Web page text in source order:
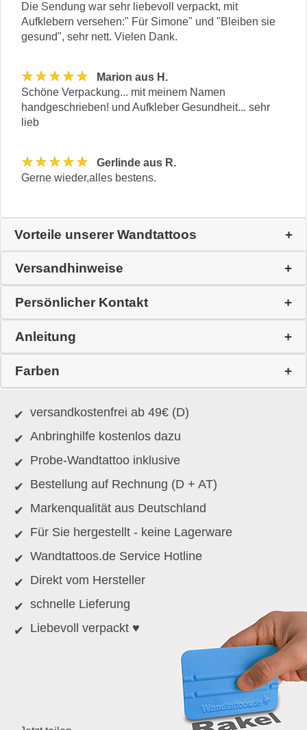
Die Sendung war sehr liebevoll verpackt, mit
Aufklebern versehen:" Für Simone" und "Bleiben sie
gesund", sehr nett. Vielen Dank.
★★★★★
Marion aus H.
Schöne Verpackung... mit meinem Namen
handgeschrieben! und Aufkleber Gesundheit... sehr
lieb
★★★★★
Gerlinde aus R.
Gerne wieder,alles bestens.
Vorteile unserer Wandtattoos
Versandhinweise
Persönlicher Kontakt
Anleitung
Farben
versandkostenfrei ab 49€ (D)
Anbringhilfe kostenlos dazu
Probe-Wandtattoo inklusive
Bestellung auf Rechnung (D + AT)
Markenqualität aus Deutschland
Für Sie hergestellt - keine Lagerware
Wandtattoos.de Service Hotline
Direkt vom Hersteller
schnelle Lieferung
Liebevoll verpackt ♥